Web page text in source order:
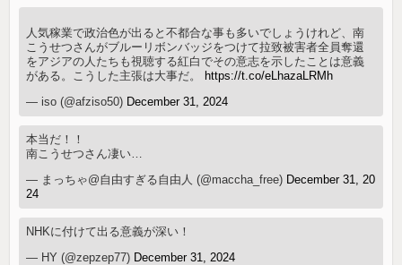
人気稼業で政治色が出ると不都合な事も多いでしょうけれど、南
こうせつさんがブルーリボンバッジをつけて拉致被害者全員奪還
をアジアの人たちも視聴する紅白でその意志を示したことは意義
がある。こうした主張は大事だ。 https://t.co/eLhazaLRMh
— iso (@afziso50) December 31, 2024
本当だ！！
南こうせつさん凄い…
— まっちゃ@自由すぎる自由人 (@maccha_free) December 31, 20
24
NHKに付けて出る意義が深い！
— HY (@zepzep77) December 31, 2024